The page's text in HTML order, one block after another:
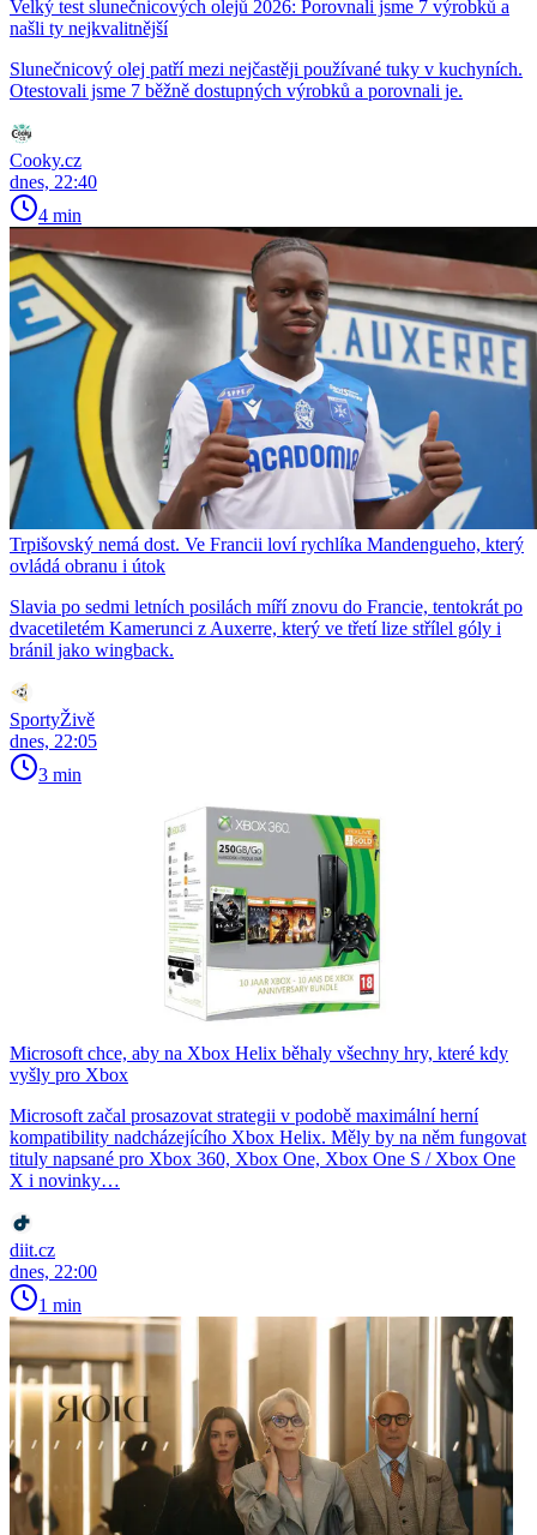
Velký test slunečnicových olejů 2026: Porovnali jsme 7 výrobků a
našli ty nejkvalitnější
Slunečnicový olej patří mezi nejčastěji používané tuky v kuchyních.
Otestovali jsme 7 běžně dostupných výrobků a porovnali je.
Cooky.cz
dnes, 22:40
4 min
Trpišovský nemá dost. Ve Francii loví rychlíka Mandengueho, který
ovládá obranu i útok
Slavia po sedmi letních posilách míří znovu do Francie, tentokrát po
dvacetiletém Kamerunci z Auxerre, který ve třetí lize střílel góly i
bránil jako wingback.
SportyŽivě
dnes, 22:05
3 min
Microsoft chce, aby na Xbox Helix běhaly všechny hry, které kdy
vyšly pro Xbox
Microsoft začal prosazovat strategii v podobě maximální herní
kompatibility nadcházejícího Xbox Helix. Měly by na něm fungovat
tituly napsané pro Xbox 360, Xbox One, Xbox One S / Xbox One
X i novinky…
diit.cz
dnes, 22:00
1 min